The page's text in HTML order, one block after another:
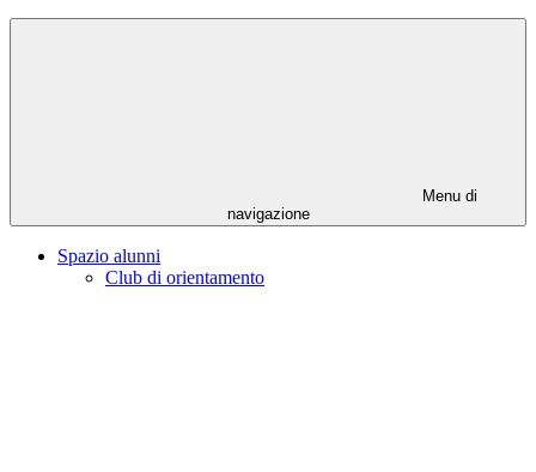
Menu di
navigazione
Spazio alunni
Club di orientamento